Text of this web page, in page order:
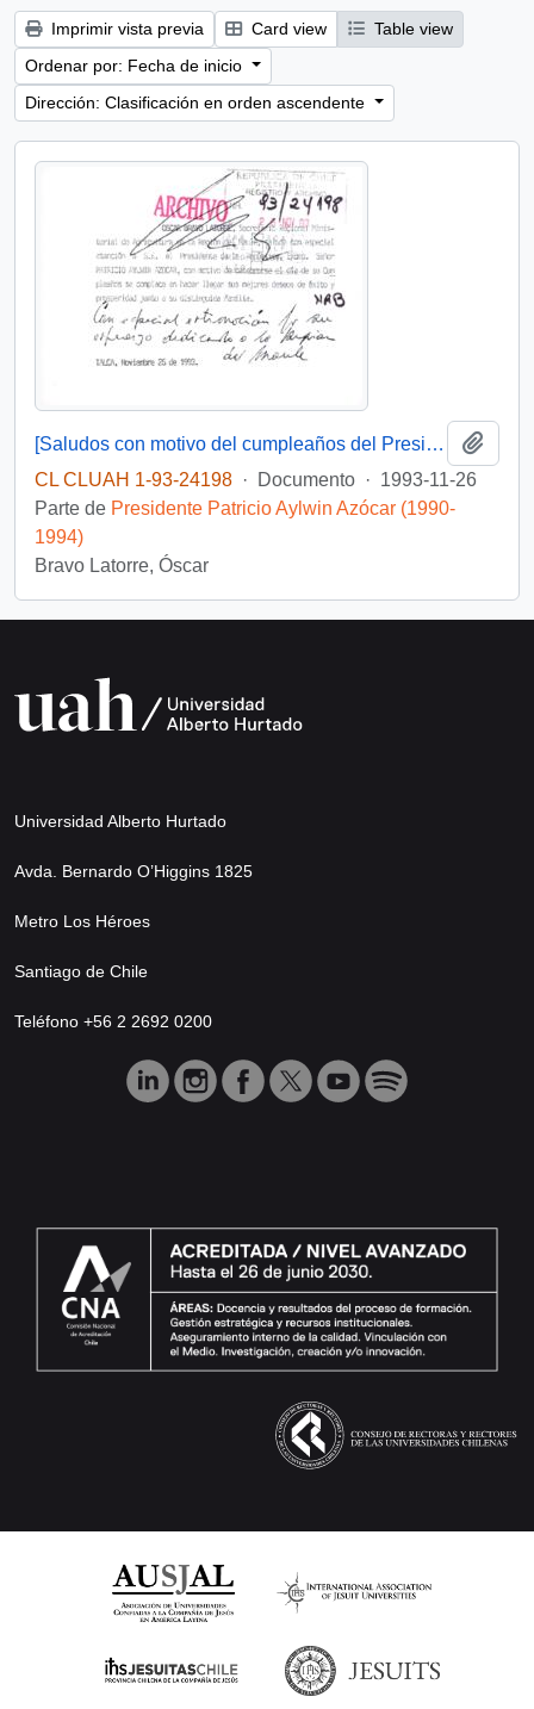
Imprimir vista previa Card view
Table view
Ordenar por: Fecha de inicio
Dirección: Clasificación en orden ascendente
[Saludos con motivo del cumpleaños del Presidente]
CL CLUAH 1-93-24198 · Documento · 1993-11-26
Parte de Presidente Patricio Aylwin Azócar (1990-
1994)
Bravo Latorre, Óscar
Universidad Alberto Hurtado
Avda. Bernardo O’Higgins 1825
Metro Los Héroes
Santiago de Chile
Teléfono +56 2 2692 0200